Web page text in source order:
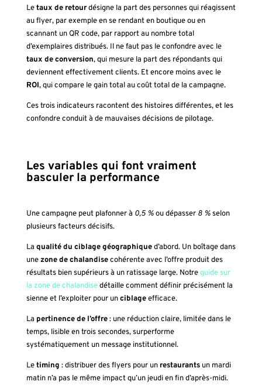
Letaux de retourdésigne la part des personnes qui réagissent
au flyer, par exemple en se rendant en boutique ou en
scannant un QR code, par rapport au nombre total
d’exemplaires distribués. Il ne faut pas le confondre avec le
taux de conversion, qui mesure la part des répondants qui
deviennent effectivement clients. Et encore moins avec le
ROI, qui compare le gain total au coût total de la campagne.
Ces trois indicateurs racontent des histoires différentes, et les
confondre conduit à de mauvaises décisions de pilotage.
Les variables qui font vraiment
basculer la performance
Une campagne peut plafonner à 0,5 %ou dépasser 8 %selon
plusieurs facteurs décisifs.
La qualité du ciblage géographiqued’abord. Un boîtage dans
unezone de chalandisecohérente avec l’offre produit des
résultats bien supérieurs à un ratissage large. Notre guide sur
la zone de chalandisedétaille comment définir précisément la
sienne et l’exploiter pour unciblageefficace.
La pertinence de l’offre: une réduction claire, limitée dans le
temps, lisible en trois secondes, surperforme
systématiquement un message institutionnel.
Letiming : distribuer des flyers pour un restaurantsun mardi
matin n’a pas le même impact qu’un jeudi en fin d’après-midi.